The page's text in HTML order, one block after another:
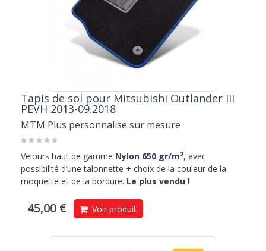
Tapis de sol pour Mitsubishi Outlander III
PEVH 2013-09.2018
MTM Plus personnalise sur mesure
Velours haut de gamme Nylon 650 gr/m2, avec
possibilité d’une talonnette + choix de la couleur de la
moquette et de la bordure. Le plus vendu !
45,00 € Voir produit